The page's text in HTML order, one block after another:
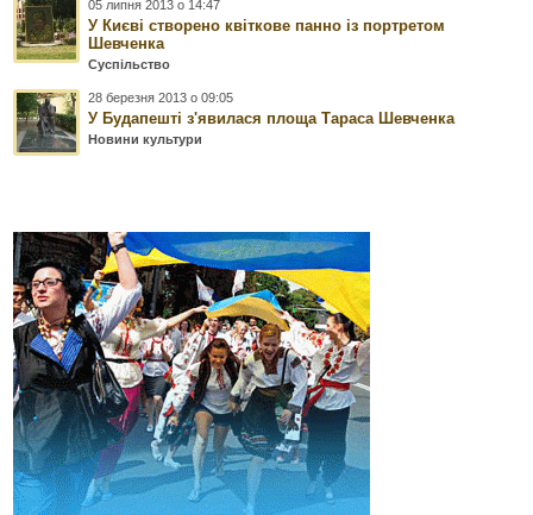
05 липня 2013 о 14:47
У Києві створено квіткове панно із портретом
Шевченка
Суспільство
28 березня 2013 о 09:05
У Будапешті з'явилася площа Тараса Шевченка
Новини культури